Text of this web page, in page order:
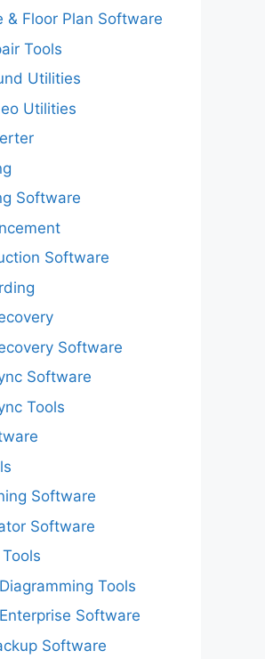
& Floor Plan Software
Tools
Utilities
Utilities
Software
Software
Software
Software
Tools
Software
Software
Tools
Software
Software